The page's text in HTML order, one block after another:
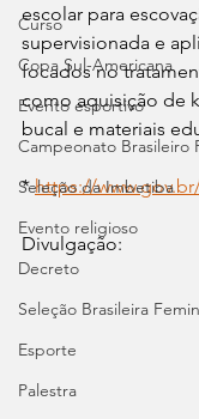
Curso
Copa Sul-Americana
Evento esportivo
Campeonato Brasileiro
Seleção da Imbetiba
Evento religioso
Decreto
Seleção Brasileira
Esporte
Palestra
escolar para
supervisionada e
focados no
como aquisição de
bucal e materiais
* https://
Divulgação: